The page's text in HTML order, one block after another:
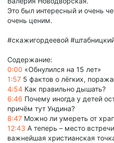
Это был интересный и очень
очень ценим.
#скажигордеевой
Содержание:
0:00 «Обнулился на 15 лет»
1:57 5 фактов о лёгких,
4:54 Как правильно дышать?
6:46 Почему иногда у детей
причём тут Ундина?
8:47 Можно ли умереть от
12:43 А теперь – место
важнейшая христианская